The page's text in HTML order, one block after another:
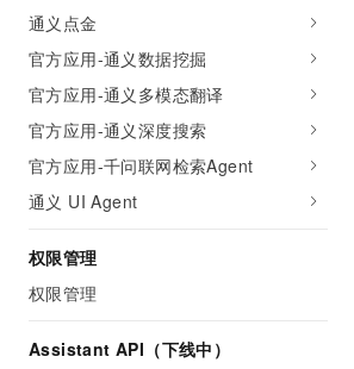
通义点金
官方应用-通义数据挖掘
官方应用-通义多模态翻译
官方应用-通义深度搜索
官方应用-千问联网检索Agent
通义 UI Agent
权限管理
权限管理
Assistant API（下线中）